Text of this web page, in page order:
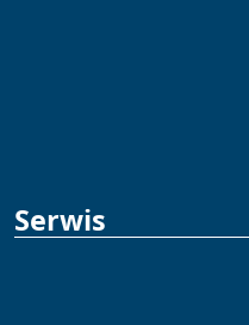
Serwis